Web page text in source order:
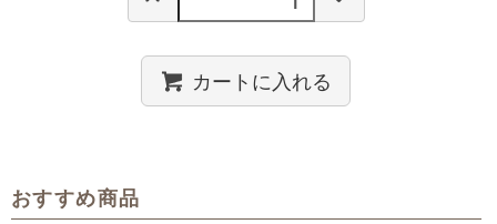
カートに入れる
おすすめ商品